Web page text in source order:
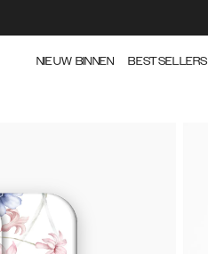
NIEUW BINNEN BESTSELLERS